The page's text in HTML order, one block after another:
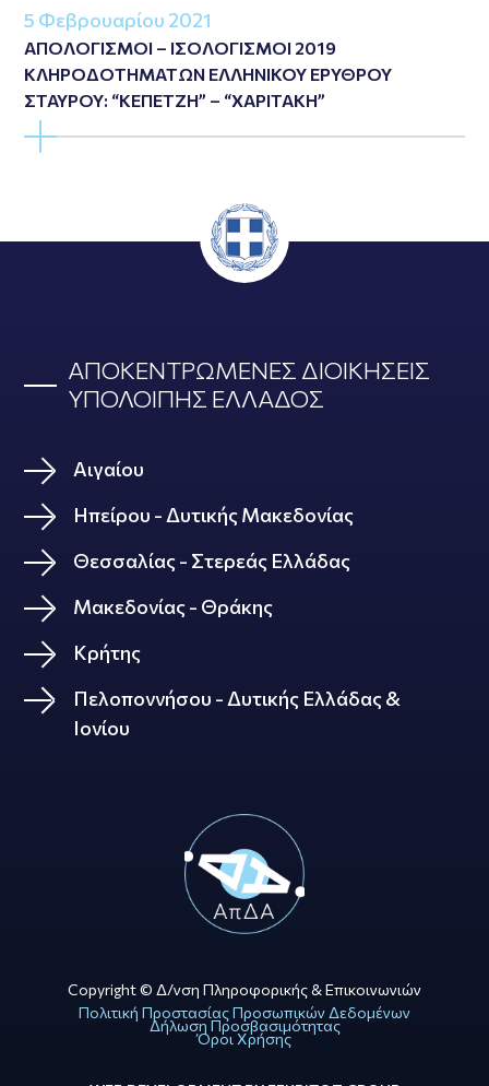
5 Φεβρουαρίου 2021
ΑΠΟΛΟΓΙΣΜΟΙ – ΙΣΟΛΟΓΙΣΜΟΙ 2019
ΚΛΗΡΟΔΟΤΗΜΑΤΩΝ ΕΛΛΗΝΙΚΟΥ ΕΡΥΘΡΟΥ
ΣΤΑΥΡΟΥ: “ΚΕΠΕΤΖΗ” – “ΧΑΡΙΤΑΚΗ”
ΑΠΟΚΕΝΤΡΩΜΕΝΕΣ ΔΙΟΙΚΗΣΕΙΣ
ΥΠΟΛΟΙΠΗΣ ΕΛΛΑΔΟΣ
Αιγαίου
Ηπείρου - Δυτικής Μακεδονίας
Θεσσαλίας - Στερεάς Ελλάδας
Μακεδονίας - Θράκης
Κρήτης
Πελοποννήσου - Δυτικής Ελλάδας &
Ιονίου
Copyright © Δ/νση Πληροφορικής & Επικοινωνιών
Πολιτική Προστασίας Προσωπικών Δεδομένων
Δήλωση Προσβασιμότητας
Όροι Χρήσης